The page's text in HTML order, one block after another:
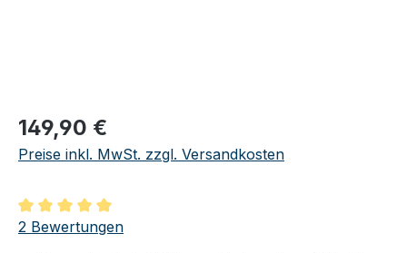
Regulärer Preis:
149,90 €
Preise inkl. MwSt. zzgl. Versandkosten
Durchschnittliche Bewertung von 5 von 5 Sternen
2 Bewertungen